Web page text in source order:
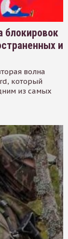
блокировок
и
волна
который
из самых